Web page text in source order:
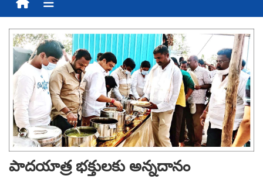
పాదయాత్ర భక్తులకు అన్నదానం